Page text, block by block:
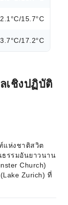
15.7°C
17.2°C
เชิงปฏิบัติ
ห่งชาติสวิต
รรมอันยาวนาน
Church)
Zurich) ที่